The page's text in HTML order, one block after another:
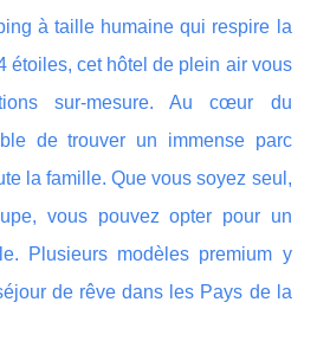
à taille humaine qui respire la
étoiles, cet hôtel de plein air vous
sur-mesure. Au cœur du
de trouver un immense parc
la famille. Que vous soyez seul,
vous pouvez opter pour un
Plusieurs modèles premium y
de rêve dans les Pays de la